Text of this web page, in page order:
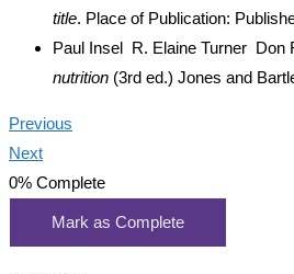
title. Place of Publication:
Paul Insel R. Elaine Turner Don
nutrition (3rd ed.) Jones and
Previous
Next
0% Complete
Mark as Complete